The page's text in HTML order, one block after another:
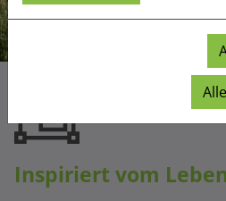
Inspiriert vom